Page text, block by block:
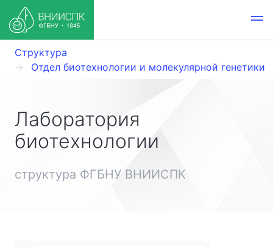
Структура
Отдел биотехнологии и молекулярной генетики
Лаборатория
биотехнологии
структура ФГБНУ ВНИИСПК